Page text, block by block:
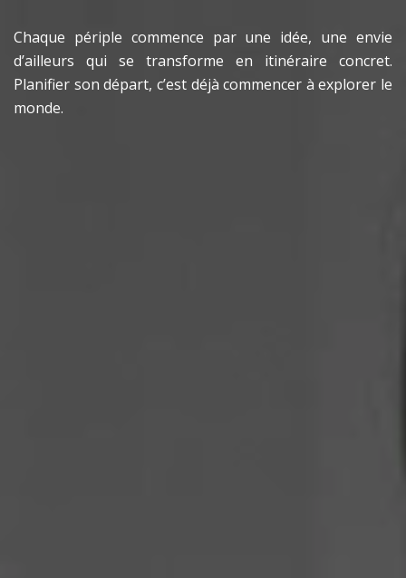
Chaque périple commence par une idée, une envie
d’ailleurs qui se transforme en itinéraire concret.
Planifier son départ, c’est déjà commencer à explorer le
monde.